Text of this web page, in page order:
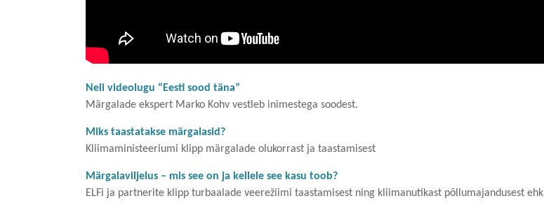
Neli videolugu “Eesti sood täna”
Märgalade ekspert Marko Kohv vestleb inimestega soodest.
Miks taastatakse märgalasid?
Kliimaministeeriumi klipp märgalade olukorrast ja taastamisest
Märgalaviljelus – mis see on ja kellele see kasu toob?
ELFi ja partnerite klipp turbaalade veerežiimi taastamisest ning kliimanutikast põllumajandusest ehk